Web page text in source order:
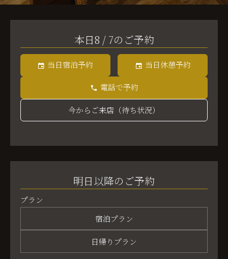
本日8 / 7のご予約
当日宿泊予約 当日休憩予約
電話で予約
今からご来店（待ち状況）
明日以降のご予約
プラン
宿泊プラン
日帰りプラン